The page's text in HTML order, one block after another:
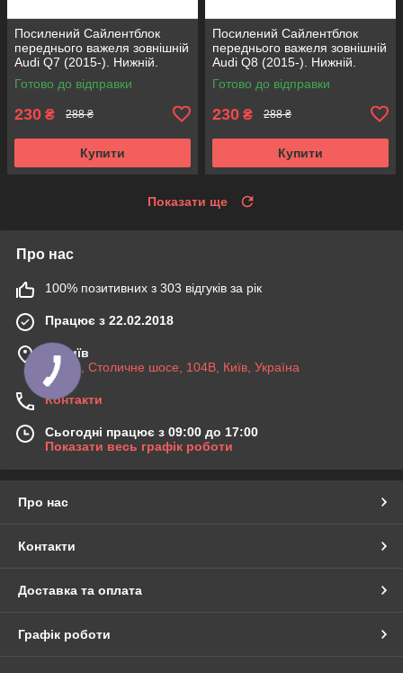
Посилений Сайлентблок
переднього важеля зовнішній
Audi Q7 (2015-). Нижній.
КОРЕЯ Acsuss! FE175192 ,
VKDS331087
Готово до відправки
230 ₴ 288 ₴
Купити
Посилений Сайлентблок
переднього важеля зовнішній
Audi Q8 (2015-). Нижній.
КОРЕЯ Acsuss! FE175192 ,
VKDS331087
Готово до відправки
230 ₴ 288 ₴
Купити
Показати ще
Про нас
100% позитивних з 303 відгуків за рік
Працює з 22.02.2018
м. Київ
03045, Столичне шосе, 104B, Київ, Україна
Контакти
Сьогодні працює з 09:00 до 17:00
Показати весь графік роботи
Про нас
Контакти
Доставка та оплата
Графік роботи